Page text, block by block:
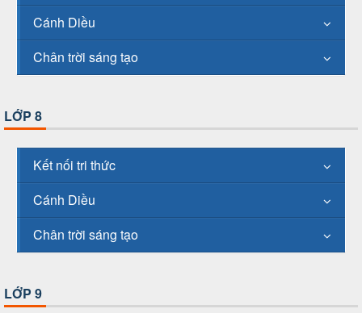
Cánh Diều
Chân trời sáng tạo
LỚP 8
Kết nối tri thức
Cánh Diều
Chân trời sáng tạo
LỚP 9